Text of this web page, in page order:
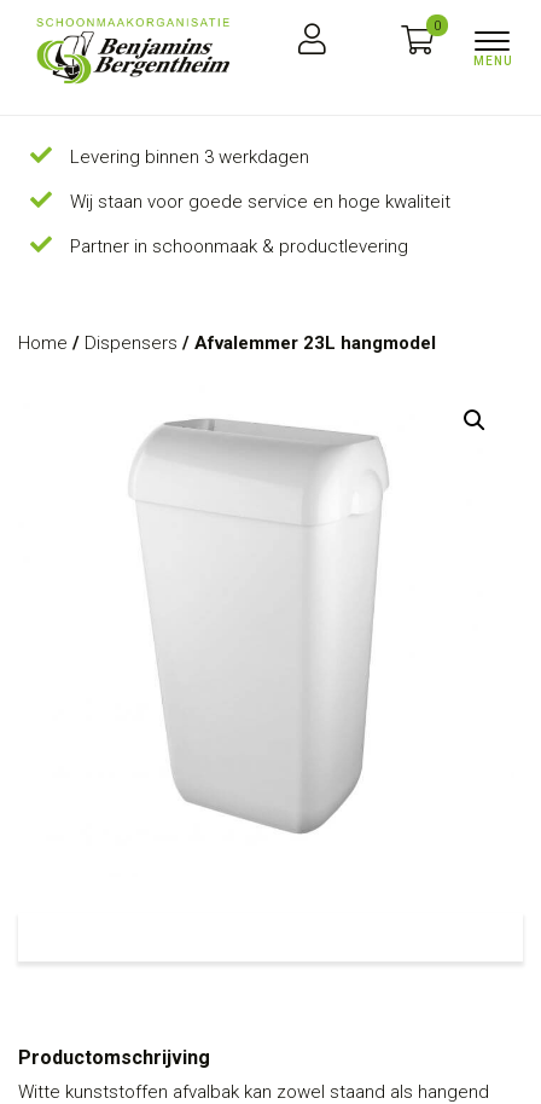
0
Levering binnen 3 werkdagen
Wij staan voor goede service en hoge kwaliteit
Partner in schoonmaak & productlevering
Home / Dispensers / Afvalemmer 23L hangmodel
Productomschrijving
Witte kunststoffen afvalbak kan zowel staand als hangend